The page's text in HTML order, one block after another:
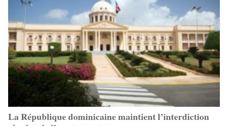
La République dominicaine maintient l’interdiction